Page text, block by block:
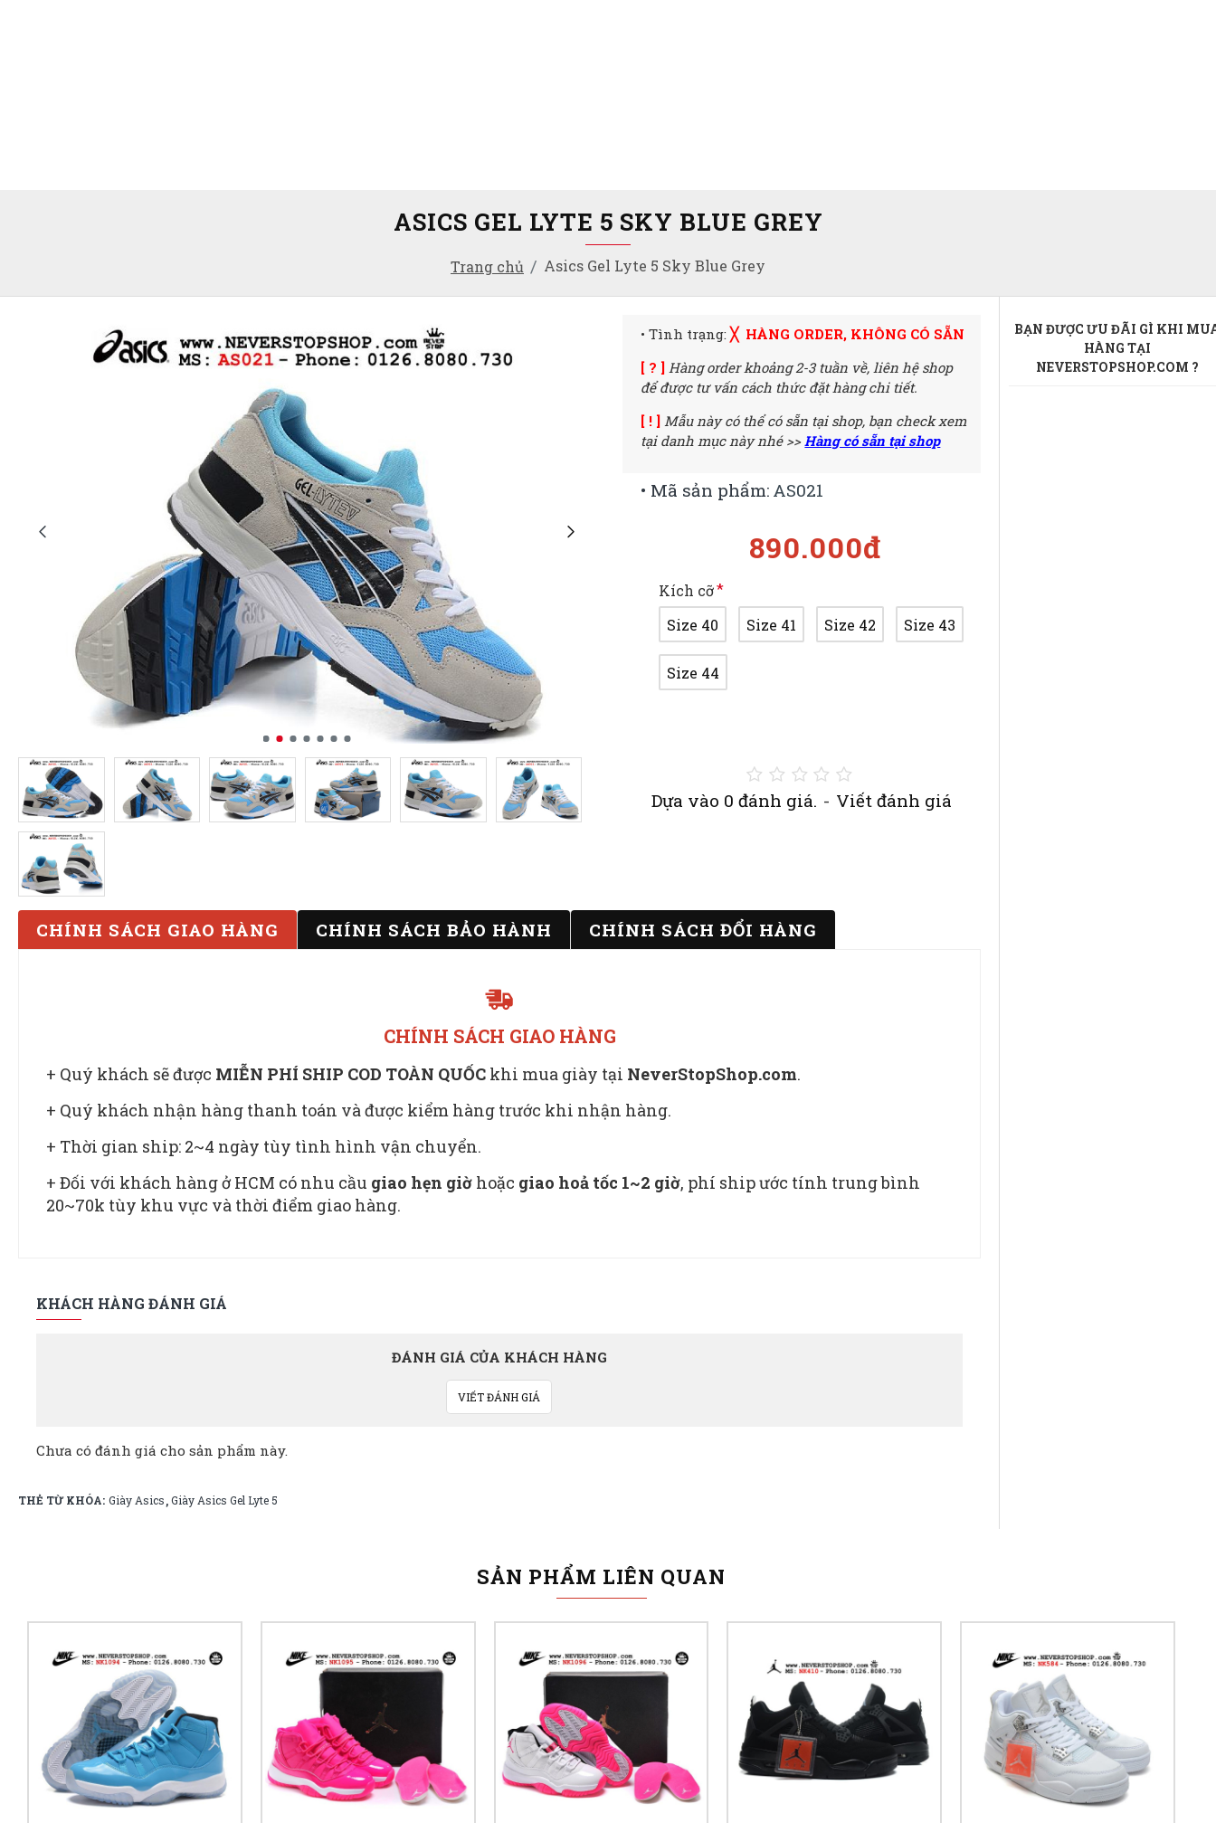
Trang chủ Asics Gel Lyte 5 Sky Blue Grey
ASICS GEL LYTE 5 SKY BLUE GREY
Dựa vào 0 đánh giá. - Viết đánh giá
890.000đ
• Mã sản phẩm: AS021
Kích cỡ
Size 40
Size 41 Size 42 Size 43
Size 44
• Tình trạng:╳ HÀNG ORDER, KHÔNG CÓ SẴN
[ ? ] Hàng order khoảng 2-3 tuần về,liên hệ shop
để được tư vấn cách thức đặt hàng chi tiết.
[ ! ] Mẫu này có thể có sẵn tại shop, bạn check xem
tại danh mục này nhé >>Hàng có sẵn tại shop
CHÍNH SÁCH GIAO HÀNG CHÍNH SÁCH BẢO HÀNH CHÍNH SÁCH ĐỔI HÀNG
CHÍNH SÁCH GIAO HÀNG
+ Quý khách sẽ được MIỄN PHÍ SHIP COD TOÀN QUỐC khi mua giày tại NeverStopShop.com.
+ Quý khách nhận hàng thanh toán và được kiểm hàng trước khi nhận hàng.
+ Thời gian ship: 2~4 ngày tùy tình hình vận chuyển.
+ Đối với khách hàng ở HCM có nhu cầu giao hẹn giờ hoặc giao hoả tốc 1~2 giờ, phí ship ước tính trung bình
20~70k tùy khu vực và thời điểm giao hàng.
KHÁCH HÀNG ĐÁNH GIÁ
ĐÁNH GIÁ CỦA KHÁCH HÀNG
VIẾT ĐÁNH GIÁ
Chưa có đánh giá cho sản phẩm này.
THẺ TỪ KHÓA: Giày Asics,Giày Asics Gel Lyte 5
BẠN ĐƯỢC ƯU ĐÃI GÌ KHI
HÀNG TẠI
NEVERSTOPSHOP.COM ?
SẢN PHẨM LIÊN QUAN